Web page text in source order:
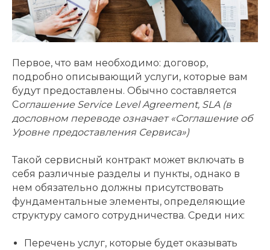
Первое, что вам необходимо: договор,
подробно описывающий услуги, которые вам
будут предоставлены. Обычно составляется
Соглашение Service Level Agreement, SLA (в
дословном переводе означает «Соглашение об
Уровне предоставления Сервиса»)
Такой сервисный контракт может включать в
себя различные разделы и пункты, однако в
нем обязательно должны присутствовать
фундаментальные элементы, определяющие
структуру самого сотрудничества. Среди них:
Перечень услуг, которые будет оказывать